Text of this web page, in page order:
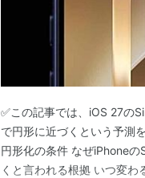
✅この記事では、iOS 27の
で円形に近づくという予測
円形化の条件 なぜiPhone
くと言われる根拠 いつ変